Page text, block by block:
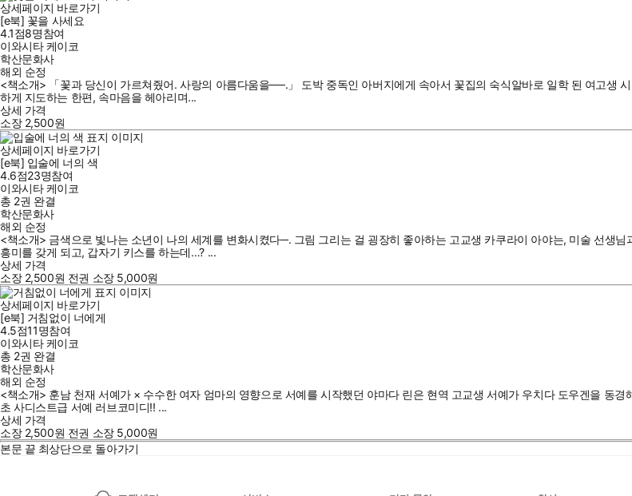
상세페이지 바로가기
[e북] 꽃을 사세요
4.1점8명참여
이와시타 케이코
학산문화사
해외 순정
<책소개> 「꽃과 당신이 가르쳐줬어. 사랑의 아름다움을──.」 도박 중독인 아버지에게 속아서 꽃집의 숙식알바로 일학 된 여고생
하게 지도하는 한편, 속마음을 헤아리며...
상세 가격
소장 2,500원
상세페이지 바로가기
[e북] 입술에 너의 색
4.6점23명참여
이와시타 케이코
총 2권 완결
학산문화사
해외 순정
<책소개> 금색으로 빛나는 소년이 나의 세계를 변화시켰다─. 그림 그리는 걸 굉장히 좋아하는 고교생 카쿠라이 아야는, 미술 선생
흥미를 갖게 되고, 갑자기 키스를 하는데…? ...
상세 가격
소장 2,500원 전권 소장 5,000원
상세페이지 바로가기
[e북] 거침없이 너에게
4.5점11명참여
이와시타 케이코
총 2권 완결
학산문화사
해외 순정
<책소개> 훈남 천재 서예가 × 수수한 여자 엄마의 영향으로 서예를 시작했던 야마다 린은 현역 고교생 서예가 우치다 도우겐을 동
초 사디스트급 서예 러브코미디!! ...
상세 가격
소장 2,500원 전권 소장 5,000원
본문 끝 최상단으로 돌아가기